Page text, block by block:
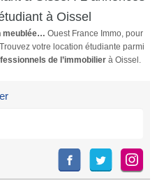
utilise LocService pour
sélectionner ses futurs
locataires. Pour proposer
directement votre candidature
directement et les locations
sont certifiées sans frais
d'agence.Comment ça marche
à Oissel
meublée… Ouest France Immo, pour
votre location étudiante parmi
de l’immobilier à Oissel.